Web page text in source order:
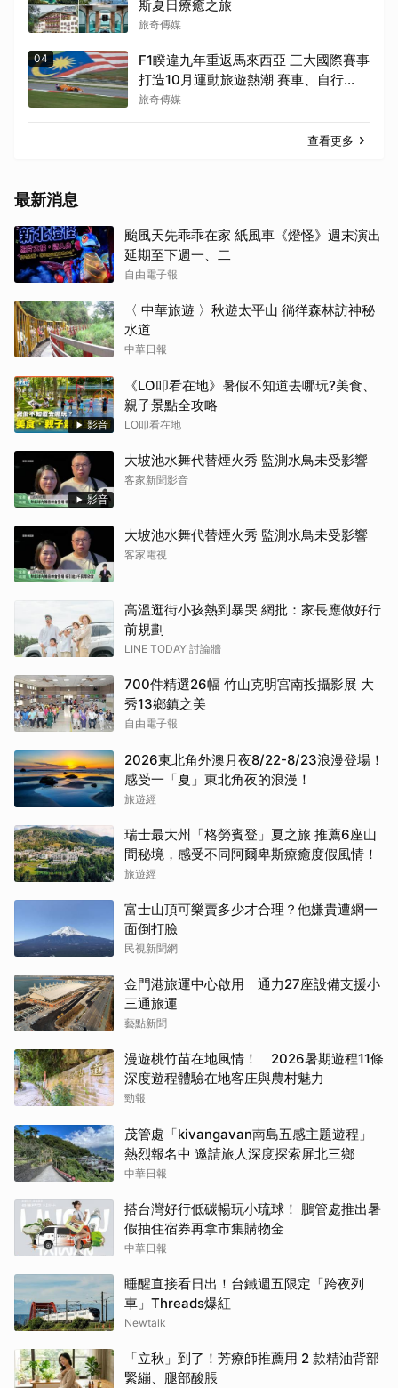
斯夏日療癒之旅
旅奇傳媒
04
F1睽違九年重返馬來西亞 三大國際賽事
打造10月運動旅遊熱潮 賽車、自行
車、路跑同週登場
旅奇傳媒
查看更多
最新消息
颱風天先乖乖在家 紙風車《燈怪》週末演出
延期至下週一、二
自由電子報
〈 中華旅遊 〉秋遊太平山 徜徉森林訪神秘
水道
中華日報
影音
《LO叩看在地》暑假不知道去哪玩?美食、
親子景點全攻略
LO叩看在地
影音
大坡池水舞代替煙火秀 監測水鳥未受影響
客家新聞影音
大坡池水舞代替煙火秀 監測水鳥未受影響
客家電視
高溫逛街小孩熱到暴哭 網批：家長應做好行
前規劃
LINE TODAY 討論牆
700件精選26幅 竹山克明宮南投攝影展 大
秀13鄉鎮之美
自由電子報
2026東北角外澳月夜8/22-8/23浪漫登場！
感受一「夏」東北角夜的浪漫！
旅遊經
瑞士最大州「格勞賓登」夏之旅 推薦6座山
間秘境，感受不同阿爾卑斯療癒度假風情！
旅遊經
富士山頂可樂賣多少才合理？他嫌貴遭網一
面倒打臉
民視新聞網
金門港旅運中心啟用 通力27座設備支援小
三通旅運
藝點新聞
漫遊桃竹苗在地風情！ 2026暑期遊程11條
深度遊程體驗在地客庄與農村魅力
勁報
茂管處「kivangavan南島五感主題遊程」
熱烈報名中 邀請旅人深度探索屏北三鄉
中華日報
搭台灣好行低碳暢玩小琉球！ 鵬管處推出暑
假抽住宿券再拿市集購物金
中華日報
睡醒直接看日出！台鐵週五限定「跨夜列
車」Threads爆紅
Newtalk
「立秋」到了！芳療師推薦用 2 款精油背部
緊繃、腿部酸脹